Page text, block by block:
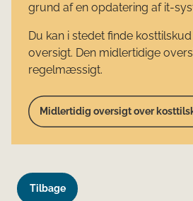
grund af en opdatering af it-
Du kan i stedet finde
oversigt. Den midlertidige
regelmæssigt.
Midlertidig oversigt over
Tilbage